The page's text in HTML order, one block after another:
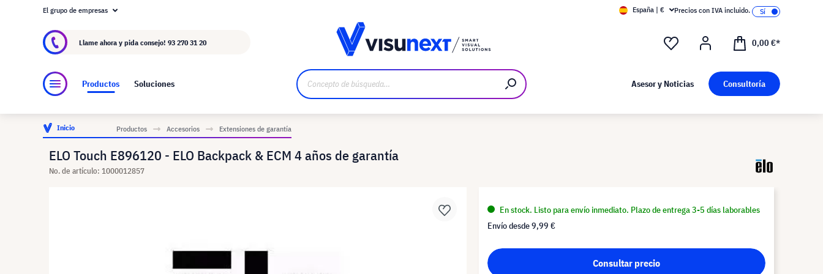
Acerca de visunext.es
El grupo de empresas España | € Precios con IVA incluido.
Llame ahora y pida consejo! 93 270 31 20 0,00 €*
Productos Soluciones Asesor y Noticias Consultoría
Inicio Productos Accesorios Extensiones de garantía
ELO Touch E896120 - ELO Backpack & ECM 4 años de garantía
No. de artículo: 1000012857
En stock. Listo para envío inmediato. Plazo de entrega 3-5 días laborables
Envío desde9,99 €
Consultar precio